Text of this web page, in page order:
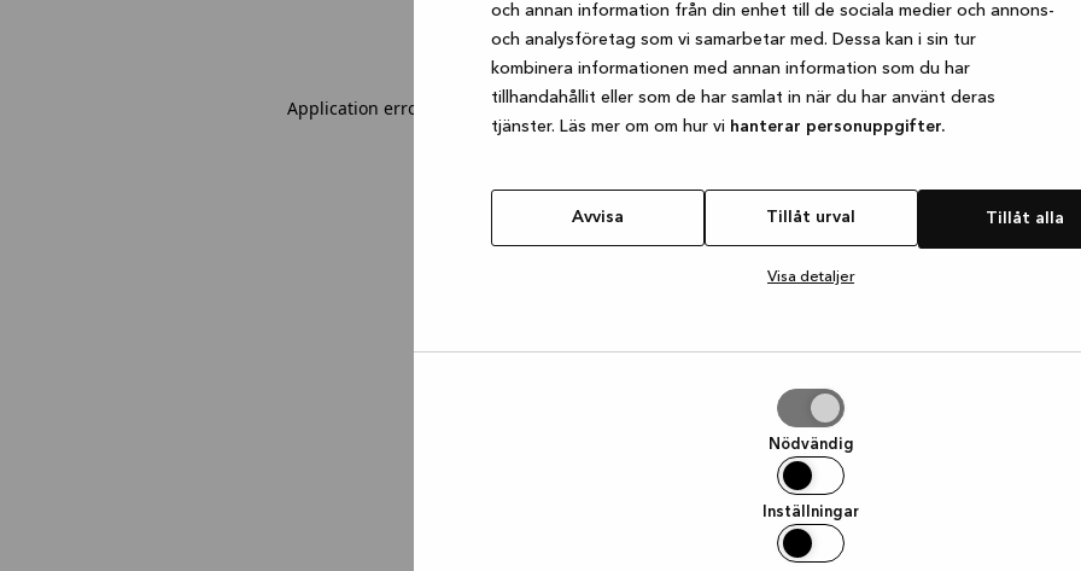
och annan information från din enhet till de sociala medier och annons-
och analysföretag som vi samarbetar med. Dessa kan i sin tur
kombinera informationen med annan information som du har
tillhandahållit eller som de har samlat in när du har använt deras
tjänster. Läs mer om om hur vi hanterar personuppgifter.
Avvisa Tillåt urval Tillåt alla
Visa detaljer
Nödvändig
Inställningar
Application error: a client-side exception has occurred while loadingwww.kvik.se (see the